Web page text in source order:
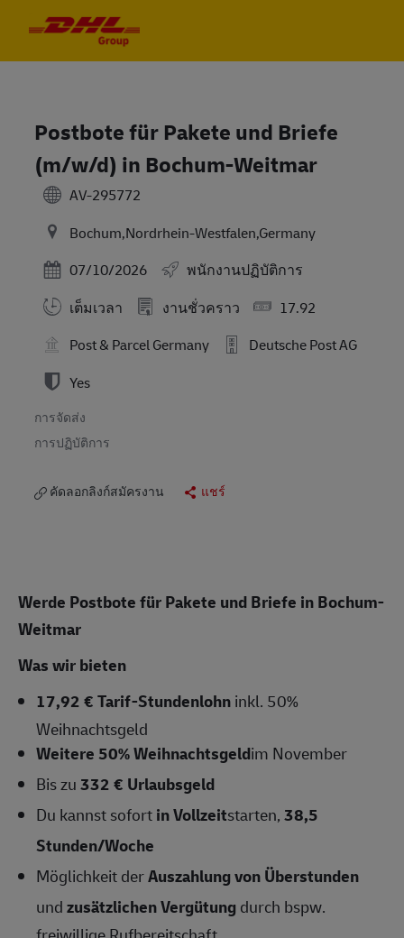
Postbote für Pakete und Briefe
(m/w/d) in Bochum-Weitmar
AV-295772
Bochum,Nordrhein-Westfalen,Germany
Posted Date
07/10/2026
พนักงานปฏิบัติการ
เต็มเวลา
งานชั่วคราว
17.92
Post & Parcel Germany
Deutsche Post AG
Yes
การจัดส่ง
การปฏิบัติการ
คัดลอกลิงก์สมัครงาน แชร์
Werde Postbote für Pakete und Briefe in Bochum-
Weitmar
Was wir bieten
17,92 € Tarif-Stundenlohninkl. 50%
Weihnachtsgeld
Weitere 50% Weihnachtsgeldim November
Bis zu332 € Urlaubsgeld
Du kannst sofortin Vollzeitstarten,38,5
Stunden/Woche
Möglichkeit derAuszahlung von Überstunden
undzusätzlichen Vergütungdurch bspw.